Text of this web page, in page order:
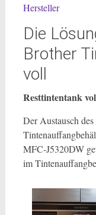
Hersteller
Die
Brother
voll
Resttintentank
Der Austausch
MFC-J5320DW
im